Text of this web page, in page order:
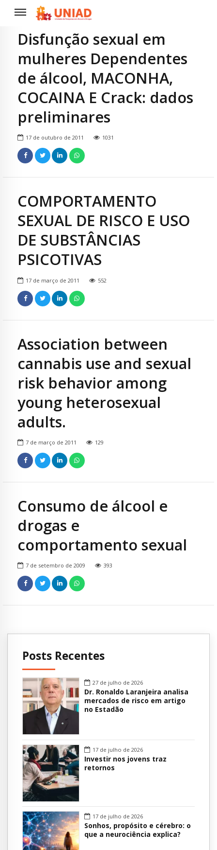
Disfunção sexual em
mulheres Dependentes
de álcool, MACONHA,
COCAINA E Crack: dados
preliminares
17 de outubro de 2011 1031
COMPORTAMENTO
SEXUAL DE RISCO E USO
DE SUBSTÂNCIAS
PSICOTIVAS
17 de março de 2011 552
Association between
cannabis use and sexual
risk behavior among
young heterosexual
adults.
7 de março de 2011 129
Consumo de álcool e
drogas e
comportamento sexual
7 de setembro de 2009 393
Posts Recentes
27 de julho de 2026
Dr. Ronaldo Laranjeira analisa
mercados de risco em artigo
no Estadão
17 de julho de 2026
Investir nos jovens traz
retornos
17 de julho de 2026
Sonhos, propósito e cérebro: o
que a neurociência explica?